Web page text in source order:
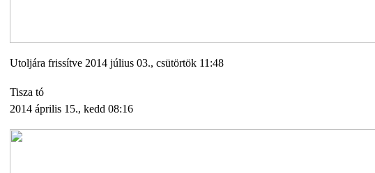
Utoljára frissítve 2014 július 03., csütörtök 11:48
Tisza tó
2014 április 15., kedd 08:16